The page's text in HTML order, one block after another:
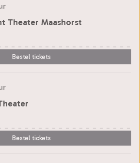
Theater Maashorst
Bestel tickets
Bestel tickets